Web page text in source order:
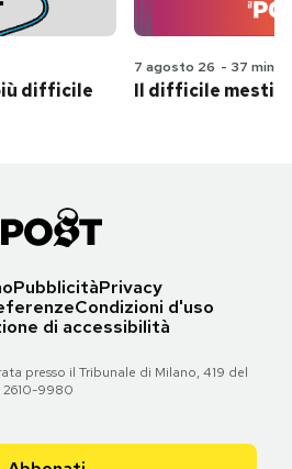
difficile
7 agosto 26 - 37 min
Il difficile
PubblicitàPrivacy
Condizioni d'uso
di accessibilità
presso il Tribunale di Milano, 419 del
2610-9980